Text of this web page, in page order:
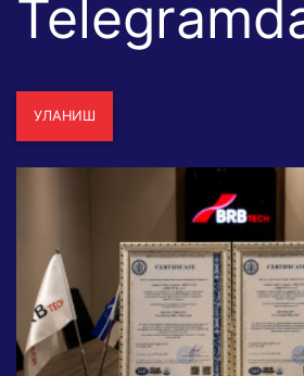
УЛАНИШ